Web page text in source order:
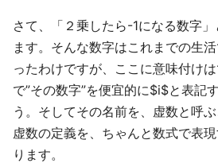
さて、「２乗したら-1になる数字
ます。そんな数字はこれまでの生
ったわけですが、ここに意味付け
で”その数字”を便宜的に$i$と表記
う。そしてその名前を、虚数と呼ぶ
虚数の定義を、ちゃんと数式で表
ります。